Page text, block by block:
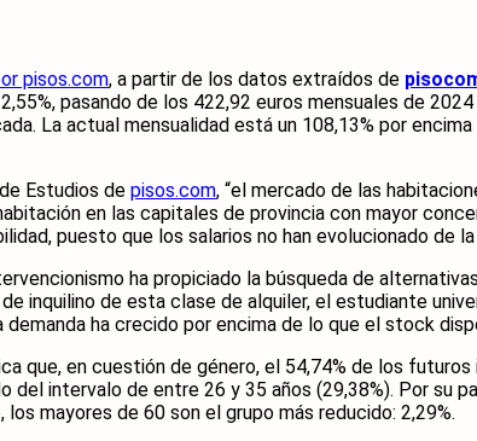
pisos.com, a partir de los datos extraídos de
pasando de los 422,92 euros mensuales de
La actual mensualidad está un 108,13% por
Estudios de pisos.com, “el mercado de las
en las capitales de provincia con mayor
puesto que los salarios no han evolucionado de la
ha propiciado la búsqueda de
inquilino de esta clase de alquiler, el estudiante
demanda ha crecido por encima de lo que el stock
que, en cuestión de género, el 54,74% de los
del intervalo de entre 26 y 35 años (29,38%). Por
los mayores de 60 son el grupo más reducido: 2,29%.